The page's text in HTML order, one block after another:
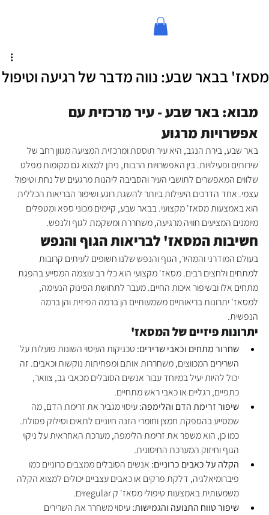
מסאז' בבאר שבע: נווה מדבר של רגיעה וטיפול
מבוא: באר שבע - עיר מרכזית עם
אפשרויות מרגוע
באר שבע, בירת הנגב, היא עיר תוססת ומרכזית המציעה מגוון רחב של
שירותים ופעילויות. בין האפשרויות הרבות, ניתן למצוא גם מקומות מפלט
שלווים המאפשרים לתושבי העיר והסביבה ליהנות מרגעים של נחת וטיפול
עצמי. אחד הדרכים היעילות ביותר להשגת רוגע ושיפור הבריאות הכללית
הוא באמצעות מסאז' מקצועי. בבאר שבע, קיימים מכוני ספא ומטפלים
מיומנים המציעים חוויה מרגיעה, משחררת ומשקמת לגוף ולנפש.
חשיבות המסאז' לבריאות הגוף והנפש
בעולם המודרני והמהיר, הגוף והנפש שלנו חשופים לעיתים קרובות
למתחים ולחצים רבים. מסאז' מקצועי הוא כלי רב עוצמה המסייע בהפגת
מתחים אלו ובשיפור איכות החיים. מעבר לתחושת הפינוק הנעימה,
למסאז' יתרונות בריאותיים משמעותיים הן ברמה הפיזית והן ברמה
הנפשית.
יתרונות פיזיים של המסאז'
שחרור מתחים וכאבי שרירים: טכניקות העיסוי השונות פועלות על
השרירים המכווצים, משחררות אותם ומפחיתות נוקשות וכאבים. זה
יכול להיות יעיל במיוחד עבור אנשים הסובלים מכאבי גב, צוואר,
כתפיים, רגליים או כאבי ראש מתחיים.
שיפור זרימת הדם והלימפה: עיסוי מגביר את זרימת הדם, מה
שמסייע בהספקת חמצן וחומרי הזנה חיוניים לתאים וסילוק פסולת.
כמו כן, הוא משפר את זרימת הלימפה, מערכת האחראית על ניקוי
הגוף וחיזוק המערכת החיסונית.
הקלה על כאבים כרוניים: אנשים הסובלים ממצבים כרוניים כמו
פיברומיאלגיה, דלקת פרקים או כאבים עצביים יכולים למצוא הקלה
משמעותית באמצעות טיפולי מסאז' ק regularים.
שיפור טווח התנועה והגמישות: עיסוי משחרר את השרירים